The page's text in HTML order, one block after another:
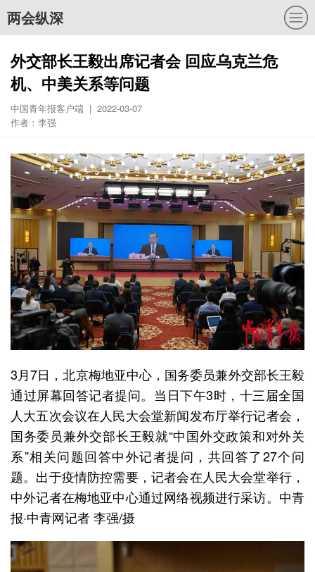
两会纵深
外交部长王毅出席记者会 回应乌克兰危
机、中美关系等问题
中国青年报客户端 | 2022-03-07
作者：李强
3月7日，北京梅地亚中心，国务委员兼外交部长王毅
通过屏幕回答记者提问。当日下午3时，十三届全国
人大五次会议在人民大会堂新闻发布厅举行记者会，
国务委员兼外交部长王毅就“中国外交政策和对外关
系”相关问题回答中外记者提问，共回答了27个问
题。出于疫情防控需要，记者会在人民大会堂举行，
中外记者在梅地亚中心通过网络视频进行采访。中青
报·中青网记者 李强/摄